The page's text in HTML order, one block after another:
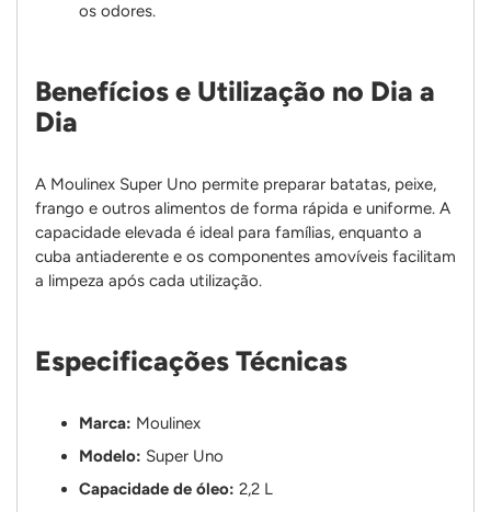
os odores.
Benefícios e Utilização no Dia a
Dia
A Moulinex Super Uno permite preparar batatas, peixe,
frango e outros alimentos de forma rápida e uniforme. A
capacidade elevada é ideal para famílias, enquanto a
cuba antiaderente e os componentes amovíveis facilitam
a limpeza após cada utilização.
Especificações Técnicas
Marca: Moulinex
Modelo: Super Uno
Capacidade de óleo: 2,2 L